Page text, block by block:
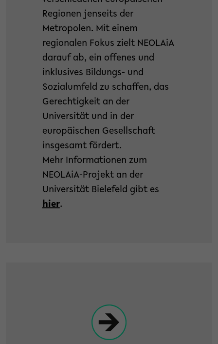
Regionen jenseits der
Metropolen. Mit einem
regionalen Fokus zielt NEOLAiA
darauf ab, ein offenes und
inklusives Bildungs- und
Sozialumfeld zu schaffen, das
Gerechtigkeit an der
Universität und in der
europäischen Gesellschaft
insgesamt fördert.
Mehr Informationen zum
NEOLAiA-Projekt an der
Universität Bielefeld gibt es
hier.